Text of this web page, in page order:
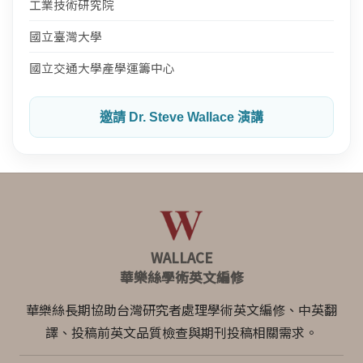
工業技術研究院
國立臺灣大學
國立交通大學產學運籌中心
邀請 Dr. Steve Wallace 演講
WALLACE
華樂絲學術英文編修
華樂絲長期協助台灣研究者處理學術英文編修、中英翻
譯、投稿前英文品質檢查與期刊投稿相關需求。